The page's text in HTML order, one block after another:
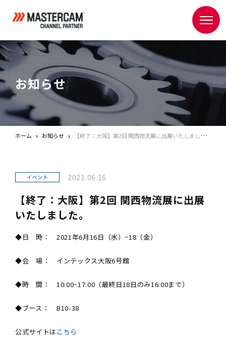
お知らせ
ホーム お知らせ 【終了：大阪】第2回 関西物流展に出展いたしました。
イベント 2021.06.16
【終了：大阪】第2回 関西物流展に出展
いたしました。
◆日 時： 2021年6月16日（水）~18（金）
◆会 場： インテックス大阪6号館
◆時 間： 10:00~17:00（最終日18日のみ16:00まで）
◆ブース： B10-38
公式サイトは こちら